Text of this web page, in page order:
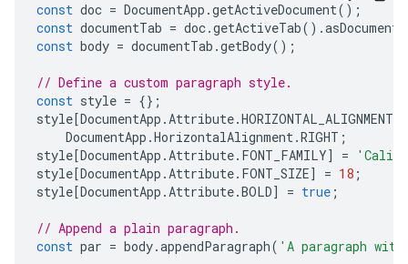
const doc = DocumentApp .getActiveDocument();
const documentTab = doc.getActiveTab().
const body = documentTab .getBody();
// Define a custom paragraph style.
const style = {};
style[DocumentApp .Attribute.HORIZONTAL_ALIGNMENT
DocumentApp .HorizontalAlignment.RIGHT ;
style[DocumentApp .Attribute. FONT_FAMILY] =
style[DocumentApp .Attribute. FONT_SIZE] = 18 ;
style[DocumentApp .Attribute.BOLD] = true ;
// Append a plain paragraph.
const par = body.appendParagraph( 'A paragraph